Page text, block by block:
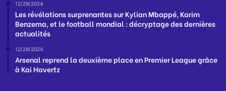
12/29/2024
Les révélations surprenantes sur Kylian Mbappé, Karim
Benzema, et le football mondial : décryptage des dernières
actualités
12/28/2024
Arsenal reprend la deuxième place en Premier League grâce
à Kai Havertz